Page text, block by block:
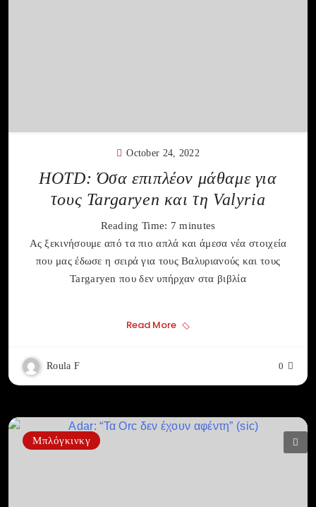
October 24, 2022
HOTD: Όσα επιπλέον μάθαμε για
τους Targaryen και τη Valyria
Reading Time: 7 minutes
Ας ξεκινήσουμε από τα πιο απλά και άμεσα νέα στοιχεία
που μας έδωσε η σειρά για τους Βαλυριανούς και τους
Targaryen που δεν υπήρχαν στα βιβλία
Read More
Roula F 0
Μπλόγκινκγ